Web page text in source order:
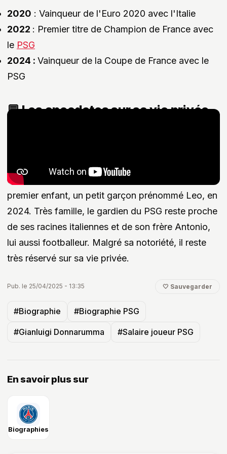
2020 : Vainqueur de l'Euro 2020 avec l'Italie
2022 : Premier titre de Champion de France avec
le PSG
2024 : Vainqueur de la Coupe de France avec le
PSG
💬 Les anecdotes sur sa vie privée
ensemble depuis l’adolescence, a accueilli son
premier enfant, un petit garçon prénommé Leo, en
2024. Très famille, le gardien du PSG reste proche
de ses racines italiennes et de son frère Antonio,
lui aussi footballeur. Malgré sa notoriété, il reste
très réservé sur sa vie privée.
Pub. le 25/04/2025 - 13:35 🤍 Sauvegarder
#Biographie #Biographie PSG
#Gianluigi Donnarumma #Salaire joueur PSG
En savoir plus sur
Biographies